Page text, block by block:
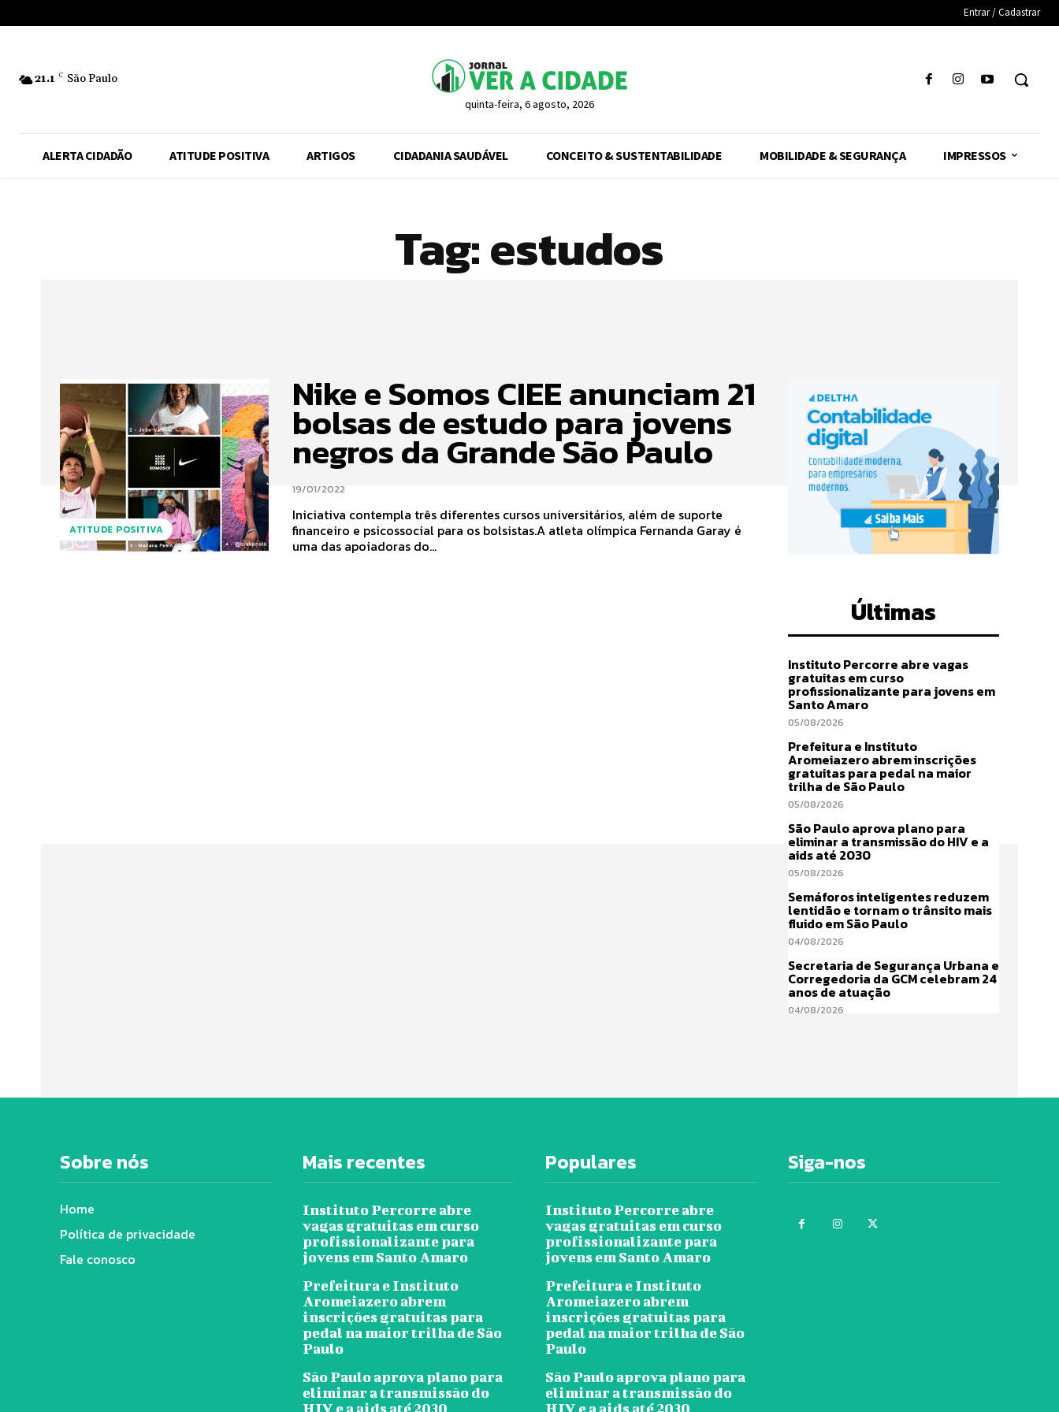
Entrar / Cadastrar
21.1 C São Paulo
quinta-feira, 6 agosto, 2026
ALERTA CIDADÃO ATITUDE POSITIVA ARTIGOS CIDADANIA SAUDÁVEL CONCEITO & SUSTENTABILIDADE MOBILIDADE & SEGURANÇA IMPRESSOS
Tag:estudos
ATITUDE POSITIVA
Nike e Somos CIEE anunciam 21
bolsas de estudo para jovens
negros da Grande São Paulo
19/01/2022
Iniciativa contempla três diferentes cursos universitários, além de suporte
financeiro e psicossocial para os bolsistas.A atleta olímpica Fernanda Garay é
uma das apoiadoras do...
Últimas
Instituto Percorre abre vagas
gratuitas em curso
profissionalizante para jovens em
Santo Amaro
05/08/2026
Prefeitura e Instituto
Aromeiazero abrem inscrições
gratuitas para pedal na maior
trilha de São Paulo
05/08/2026
São Paulo aprova plano para
eliminar a transmissão do HIV e a
aids até 2030
05/08/2026
Semáforos inteligentes reduzem
lentidão e tornam o trânsito mais
fluido em São Paulo
04/08/2026
Secretaria de Segurança Urbana e
Corregedoria da GCM celebram 24
anos de atuação
04/08/2026
Sobre nós
Home
Política de privacidade
Fale conosco
Mais recentes
Instituto Percorre abre
vagas gratuitas em curso
profissionalizante para
jovens em Santo Amaro
Prefeitura e Instituto
Aromeiazero abrem
inscrições gratuitas para
pedal na maior trilha de São
Paulo
São Paulo aprova plano para
eliminar a transmissão do
HIV e a aids até 2030
Populares
Instituto Percorre abre
vagas gratuitas em curso
profissionalizante para
jovens em Santo Amaro
Prefeitura e Instituto
Aromeiazero abrem
inscrições gratuitas para
pedal na maior trilha de São
Paulo
São Paulo aprova plano para
eliminar a transmissão do
HIV e a aids até 2030
Siga-nos